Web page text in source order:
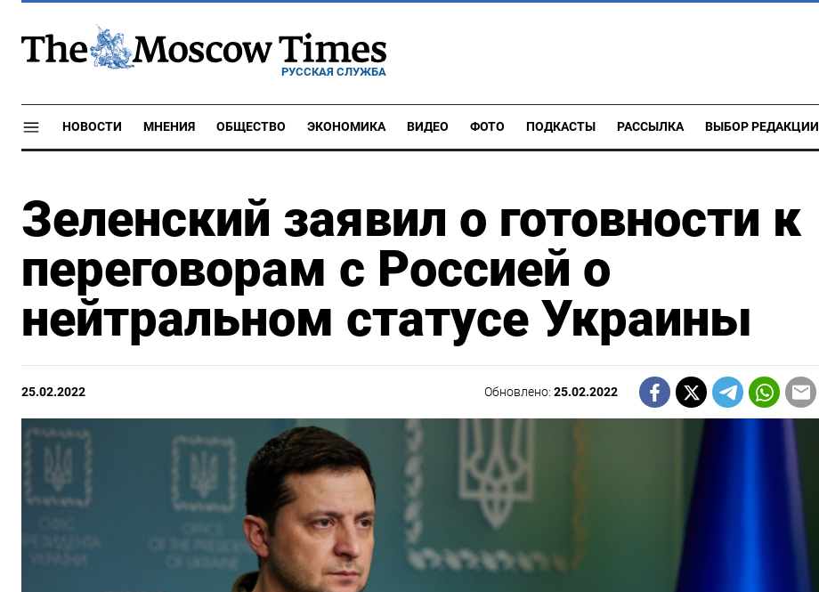
РУССКАЯ СЛУЖБА
НОВОСТИ МНЕНИЯ ОБЩЕСТВО ЭКОНОМИКА ВИДЕО ФОТО ПОДКАСТЫ РАССЫЛКА ВЫБОР РЕДАКЦИИ
Зеленский заявил о готовности к
переговорам с Россией о
нейтральном статусе Украины
25.02.2022 Обновлено:25.02.2022